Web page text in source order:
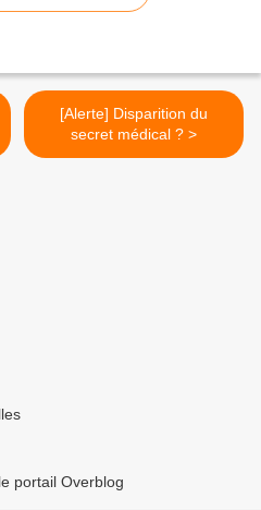
[Alerte] Disparition du
secret médical ? >
portail Overblog